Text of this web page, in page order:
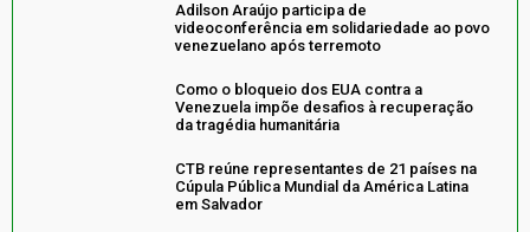
Adilson Araújo participa de
videoconferência em solidariedade ao povo
venezuelano após terremoto
Como o bloqueio dos EUA contra a
Venezuela impõe desafios à recuperação
da tragédia humanitária
CTB reúne representantes de 21 países na
Cúpula Pública Mundial da América Latina
em Salvador